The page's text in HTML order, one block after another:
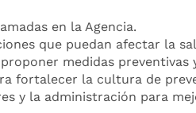
en la Agencia.
que puedan afectar la
medidas preventivas
fortalecer la cultura de
y la administración para